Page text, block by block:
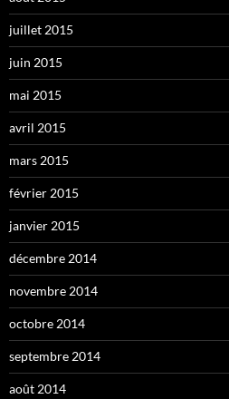
juillet 2015
juin 2015
mai 2015
avril 2015
mars 2015
février 2015
janvier 2015
décembre 2014
novembre 2014
octobre 2014
septembre 2014
août 2014